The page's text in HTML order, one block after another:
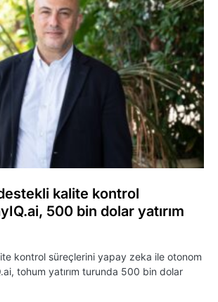
kalite kontrol
500 bin dolar yatırım
kontrol süreçlerini yapay zeka ile otonom
tohum yatırım turunda 500 bin dolar